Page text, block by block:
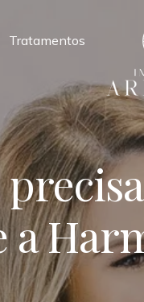
Tratamentos
a